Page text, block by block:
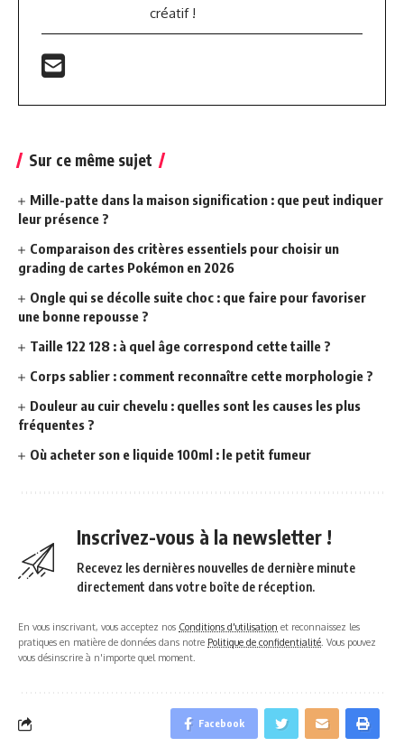
créatif !
Sur ce même sujet
Mille-patte dans la maison signification : que peut indiquer
leur présence ?
Comparaison des critères essentiels pour choisir un
grading de cartes Pokémon en 2026
Ongle qui se décolle suite choc : que faire pour favoriser
une bonne repousse ?
Taille 122 128 : à quel âge correspond cette taille ?
Corps sablier : comment reconnaître cette morphologie ?
Douleur au cuir chevelu : quelles sont les causes les plus
fréquentes ?
Où acheter son e liquide 100ml : le petit fumeur
Inscrivez-vous à la newsletter !
Recevez les dernières nouvelles de dernière minute
directement dans votre boîte de réception.
En vous inscrivant, vous acceptez nos Conditions d'utilisation et reconnaissez les
pratiques en matière de données dans notre Politique de confidentialité . Vous pouvez
vous désinscrire à n'importe quel moment.
Facebook